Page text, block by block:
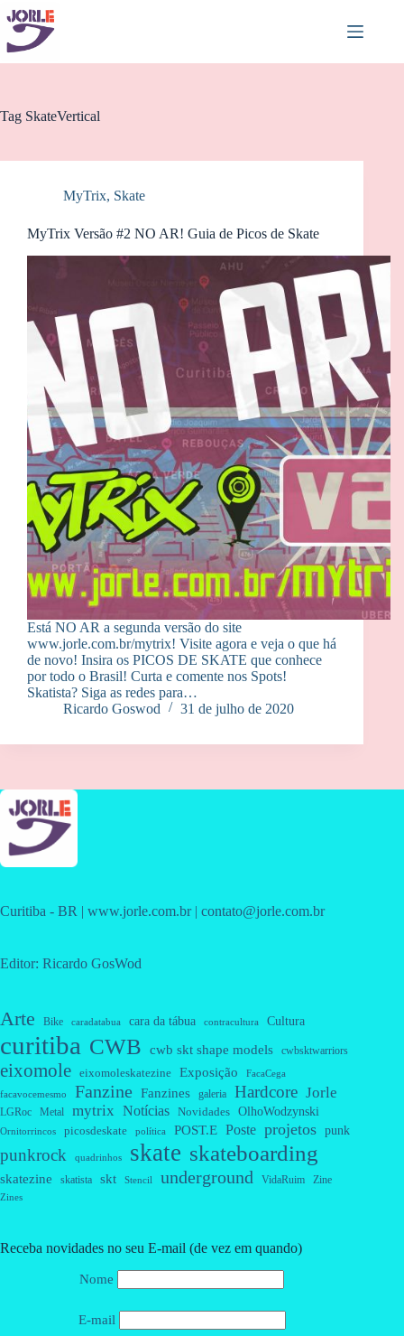
Pular
para
conteúdo
Tag SkateVertical
MyTrix, Skate
MyTrix Versão #2 NO AR! Guia de Picos de Skate
Está NO AR a segunda versão do site
www.jorle.com.br/mytrix! Visite agora e veja o que há
de novo! Insira os PICOS DE SKATE que conhece
por todo o Brasil! Curta e comente nos Spots!
Skatista? Siga as redes para…
Ricardo Goswod
31 de julho de 2020
Curitiba - BR | www.jorle.com.br | contato@jorle.com.br
Editor: Ricardo GosWod
Arte Bike caradatabua cara da tábua contracultura Cultura
curitiba CWB cwb skt shape models cwbsktwarriors
eixomole eixomoleskatezine Exposição FacaCega
facavocemesmo Fanzine Fanzines galeria Hardcore Jorle
LGRoc Metal mytrix Notícias Novidades OlhoWodzynski
Ornitorrincos picosdeskate política POST.E Poste projetos punk
punkrock quadrinhos skate skateboarding
skatezine skatista skt Stencil underground VidaRuim Zine
Zines
Receba novidades no seu E-mail (de vez em quando)
Nome
E-mail